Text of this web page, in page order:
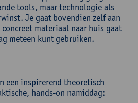
tools, maar technologie als
Je gaat bovendien zelf aan
materiaal naar huis gaat
meteen kunt gebruiken.
een inspirerend theoretisch
hands-on namiddag: